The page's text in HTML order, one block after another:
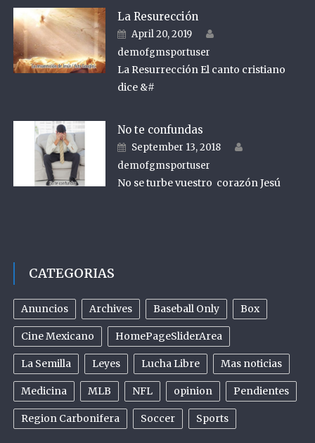
La Resurección
Posted on
April 20, 2019
demofgmsportuser
La Resurrección El canto cristiano
dice &#
No te confundas
Posted on
September 13, 2018
demofgmsportuser
No se turbe vuestro corazón Jesú
CATEGORIAS
Anuncios Archives Baseball Only Box
Cine Mexicano HomePageSliderArea
La Semilla Leyes Lucha Libre Mas noticias
Medicina MLB NFL opinion Pendientes
Region Carbonifera Soccer Sports